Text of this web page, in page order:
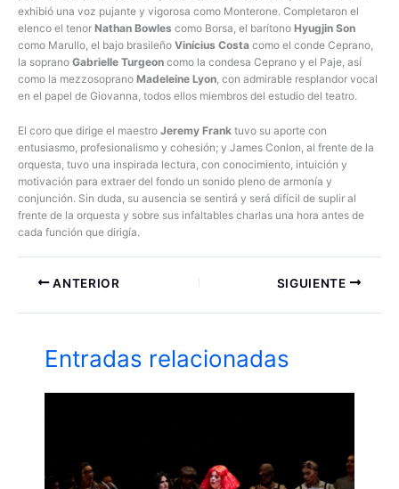
exhibió una voz pujante y vigorosa como Monterone. Completaron el
elenco el tenor Nathan Bowles como Borsa, el barítono Hyugjin Son
como Marullo, el bajo brasileño Vinícius Costa como el conde Ceprano,
la soprano Gabrielle Turgeon como la condesa Ceprano y el Paje, así
como la mezzosoprano Madeleine Lyon, con admirable resplandor vocal
en el papel de Giovanna, todos ellos miembros del estudio del teatro.
El coro que dirige el maestro Jeremy Frank tuvo su aporte con
entusiasmo, profesionalismo y cohesión; y James Conlon, al frente de la
orquesta, tuvo una inspirada lectura, con conocimiento, intuición y
motivación para extraer del fondo un sonido pleno de armonía y
conjunción. Sin duda, su ausencia se sentirá y será difícil de suplir al
frente de la orquesta y sobre sus infaltables charlas una hora antes de
cada función que dirigía.
ANTERIOR SIGUIENTE
Entradas relacionadas